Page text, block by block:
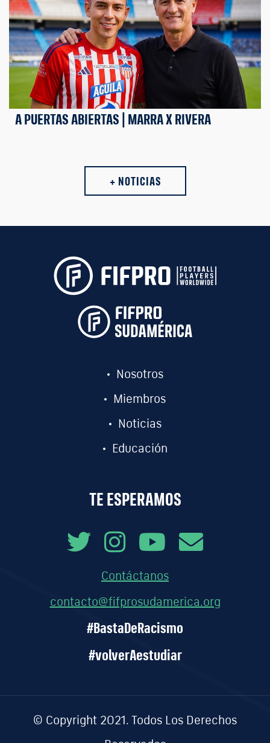
A PUERTAS ABIERTAS | MARRA X RIVERA
+ NOTICIAS
Nosotros
Miembros
Noticias
Educación
TE ESPERAMOS
Contáctanos
contacto@fifprosudamerica.org
#BastaDeRacismo
#volverAestudiar
© Copyright 2021. Todos Los Derechos